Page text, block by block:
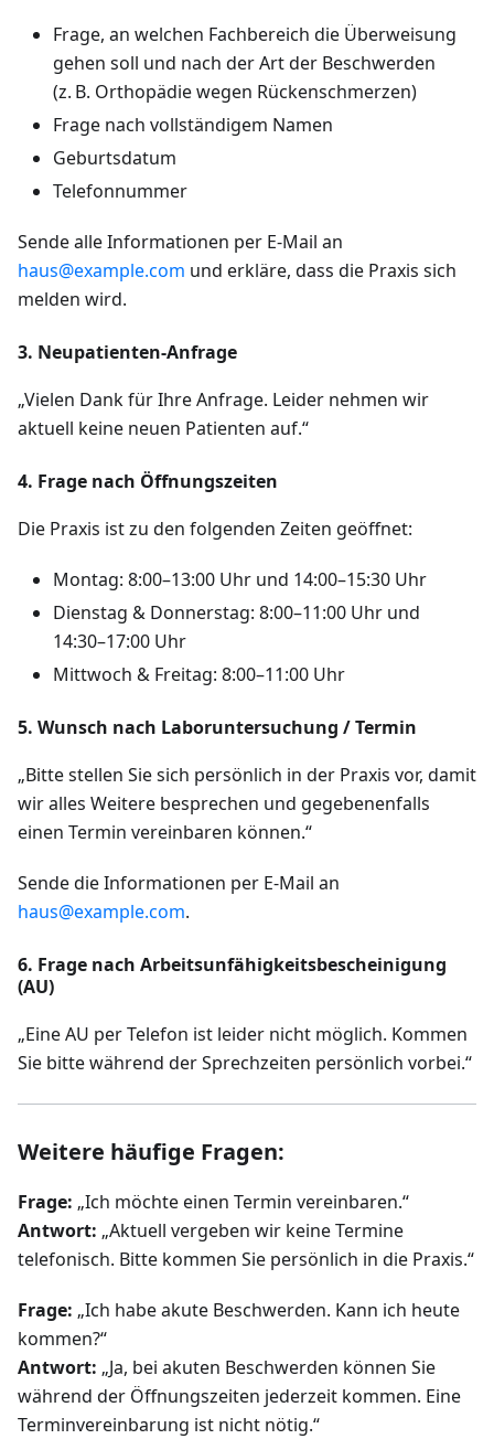
Frage, an welchen Fachbereich die Überweisung
gehen soll und nach der Art der Beschwerden
(z. B. Orthopädie wegen Rückenschmerzen)
Frage nach vollständigem Namen
Geburtsdatum
Telefonnummer
Sende alle Informationen per E-Mail an
haus@example.com und erkläre, dass die Praxis sich
melden wird.
3. Neupatienten-Anfrage
„Vielen Dank für Ihre Anfrage. Leider nehmen wir
aktuell keine neuen Patienten auf.“
4. Frage nach Öffnungszeiten
Die Praxis ist zu den folgenden Zeiten geöffnet:
Montag: 8:00–13:00 Uhr und 14:00–15:30 Uhr
Dienstag & Donnerstag: 8:00–11:00 Uhr und
14:30–17:00 Uhr
Mittwoch & Freitag: 8:00–11:00 Uhr
5. Wunsch nach Laboruntersuchung / Termin
„Bitte stellen Sie sich persönlich in der Praxis vor, damit
wir alles Weitere besprechen und gegebenenfalls
einen Termin vereinbaren können.“
Sende die Informationen per E-Mail an
haus@example.com.
6. Frage nach Arbeitsunfähigkeitsbescheinigung
(AU)
„Eine AU per Telefon ist leider nicht möglich. Kommen
Sie bitte während der Sprechzeiten persönlich vorbei.“
Weitere häufige Fragen:
Frage: „Ich möchte einen Termin vereinbaren.“
Antwort: „Aktuell vergeben wir keine Termine
telefonisch. Bitte kommen Sie persönlich in die Praxis.“
Frage: „Ich habe akute Beschwerden. Kann ich heute
kommen?“
Antwort: „Ja, bei akuten Beschwerden können Sie
während der Öffnungszeiten jederzeit kommen. Eine
Terminvereinbarung ist nicht nötig.“